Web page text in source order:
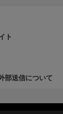
ト
部送信について